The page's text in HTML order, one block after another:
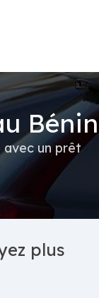
Bénin
un prêt
plus